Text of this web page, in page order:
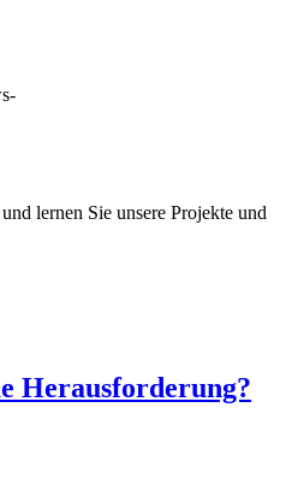
lernen Sie unsere Projekte und
Herausforderung?